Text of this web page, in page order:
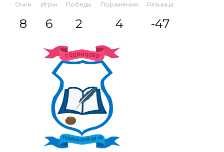
Очки
8
Игры
6
Победы
2
Поражения
4
Разница
-47